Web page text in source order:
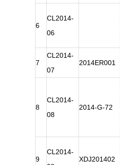
6
CL2014-
06
7
CL2014-
07
2014ER001
8
CL2014-
08
2014-G-72
9
CL2014-
XDJ201402